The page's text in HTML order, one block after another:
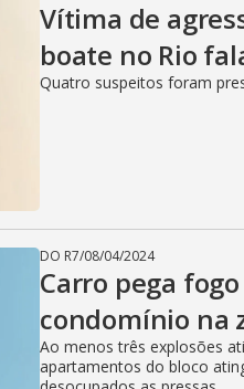
Vítima de
boate no Rio
Quatro suspeitos foram
DO R7/08/04/2024
Carro pega
condomínio na
Ao menos três explosões
apartamentos do bloco